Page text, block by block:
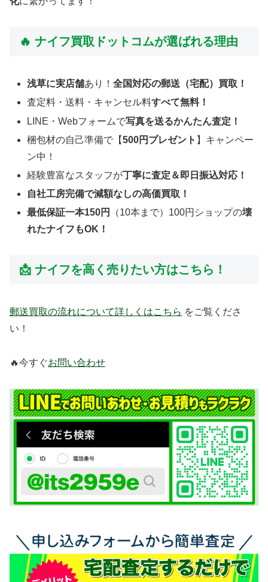
🔥 ナイフ買取ドットコムが選ばれる理由
浅草に実店舗あり！全国対応の郵送（宅配）買取！
査定料・送料・キャンセル料すべて無料！
LINE・Webフォームで写真を送るかんたん査定！
梱包材の自己準備で【500円プレゼント 】キャンペー
ン中！
経験豊富なスタッフが丁寧に査定＆即日振込対応！
自社工房完備で減額なしの高価買取！
最低保証一本150円
（10本まで）100円ショップの壊
れたナイフもOK！
📩 ナイフを高く売りたい方はこちら！
郵送買取の流れについて詳しくはこちら をご覧くださ
い！
🔥今すぐお問い合わせ